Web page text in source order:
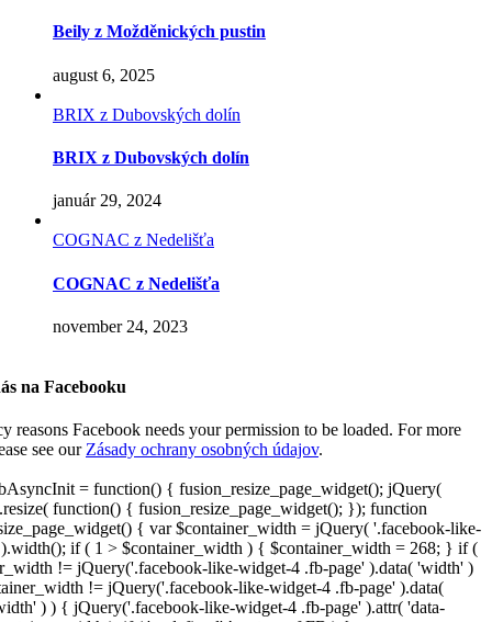
Beily z Možděnických pustin
august 6, 2025
BRIX z Dubovských dolín
BRIX z Dubovských dolín
január 29, 2024
COGNAC z Nedelišťa
COGNAC z Nedelišťa
november 24, 2023
na Facebooku
reasons Facebook needs your permission to be loaded. For more
see our Zásady ochrany osobných údajov.
= function() { fusion_resize_page_widget(); jQuery(
function() { fusion_resize_page_widget(); }); function
{ var $container_width = jQuery( '.facebook-like-
if ( 1 > $container_width ) { $container_width = 268; } if (
!= jQuery('.facebook-like-widget-4 .fb-page' ).data( 'width' )
!= jQuery('.facebook-like-widget-4 .fb-page' ).data(
) ) { jQuery('.facebook-like-widget-4 .fb-page' ).attr( 'data-